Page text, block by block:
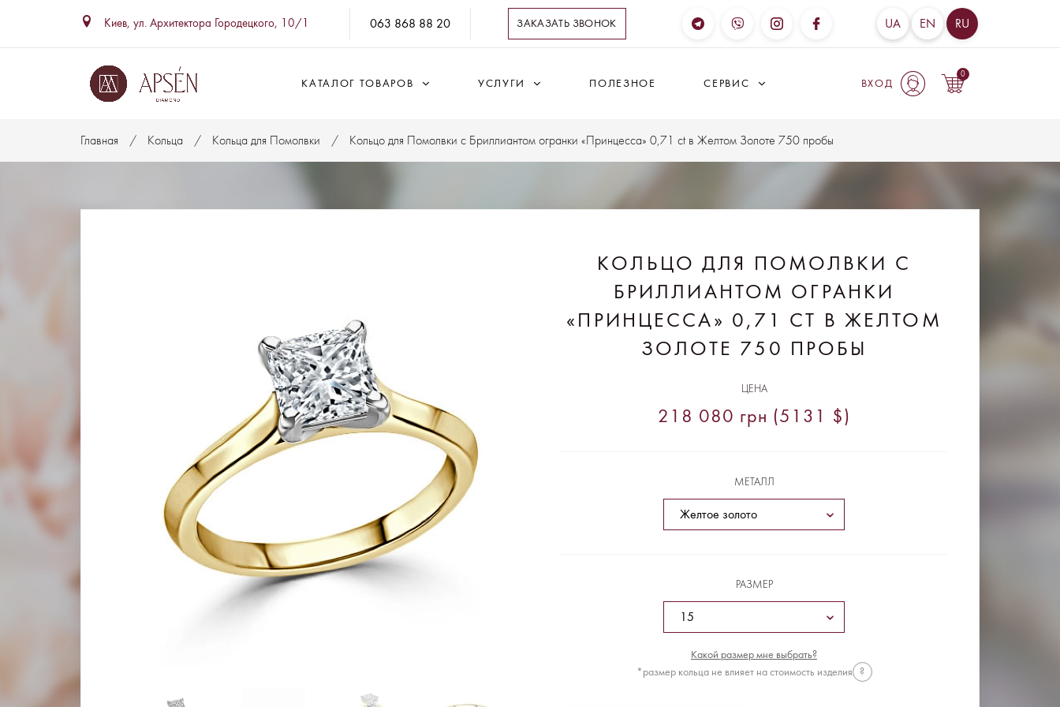
Киев, ул. Архитектора Городецкого, 10/1 063 868 88 20 ЗАКАЗАТЬ ЗВОНОК UA EN RU
КАТАЛОГ ТОВАРОВ УСЛУГИ ПОЛЕЗНОЕ СЕРВИС ВХОД
0
Главная Кольца Кольца для Помолвки Кольцо для Помолвки с Бриллиантом огранки «Принцесса» 0,71 ct в Желтом Золоте 750 пробы
КОЛЬЦО ДЛЯ ПОМОЛВКИ С
БРИЛЛИАНТОМ ОГРАНКИ
«ПРИНЦЕССА» 0,71 CT В ЖЕЛТОМ
ЗОЛОТЕ 750 ПРОБЫ
ЦЕНА
218 080 грн (5131 $)
МЕТАЛЛ
РАЗМЕР
Какой размер мне выбрать?
*размер кольца не влияет на стоимость изделия
?